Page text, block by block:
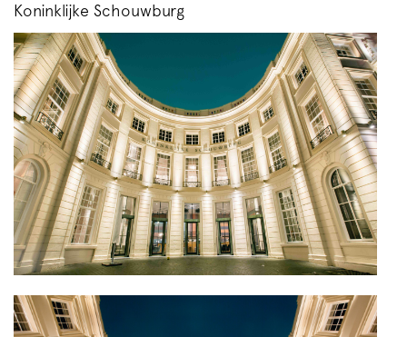
Koninklijke Schouwburg